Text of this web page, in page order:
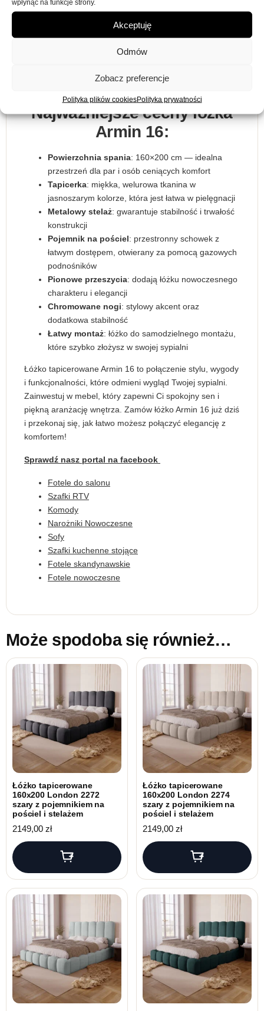
wpłynąć na funkcje strony.
Akceptuję
Odmów
Zobacz preferencje
Polityka plików cookiesPolityka prywatności
160×200 cm, łóżko Armin 16 zapewnia odpowiednią ilość
przestrzeń podczas snu. Solidny metalowy stelaż
chromowanymi nogami dba o stabilność, a odpowiednio
materaca, zapewniając tym samym wygodę i komfort snu
Najważniejsze cechy łóżka
Armin 16:
Powierzchnia spania: 160×200 cm — idealna
przestrzeń dla par i osób ceniących komfort
Tapicerka: miękka, welurowa tkanina w
jasnoszarym kolorze, która jest łatwa w pielęgnacji
Metalowy stelaż: gwarantuje stabilność i trwałość
konstrukcji
Pojemnik na pościel: przestronny schowek z
łatwym dostępem, otwierany za pomocą gazowych
podnośników
Pionowe przeszycia: dodają łóżku nowoczesnego
charakteru i elegancji
Chromowane nogi: stylowy akcent oraz
dodatkowa stabilność
Łatwy montaż: łóżko do samodzielnego montażu,
które szybko złożysz w swojej sypialni
Łóżko tapicerowane Armin 16 to połączenie stylu, wygody
i funkcjonalności, które odmieni wygląd Twojej sypialni.
Zainwestuj w mebel, który zapewni Ci spokojny sen i
piękną aranżację wnętrza. Zamów łóżko Armin 16 już dziś
i przekonaj się, jak łatwo możesz połączyć elegancję z
komfortem!
Sprawdź nasz portal na facebook
Fotele do salonu
Szafki RTV
Komody
Narożniki Nowoczesne
Sofy
Szafki kuchenne stojące
Fotele skandynawskie
Fotele nowoczesne
Może spodoba się również…
Łóżko tapicerowane
160x200 London 2272
szary z pojemnikiem na
pościel i stelażem
2149,00 zł
Łóżko tapicerowane
160x200 London 2274
szary z pojemnikiem na
pościel i stelażem
2149,00 zł